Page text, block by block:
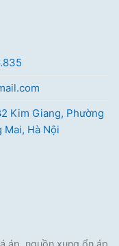
Kim Giang, Phường
Mai, Hà Nội